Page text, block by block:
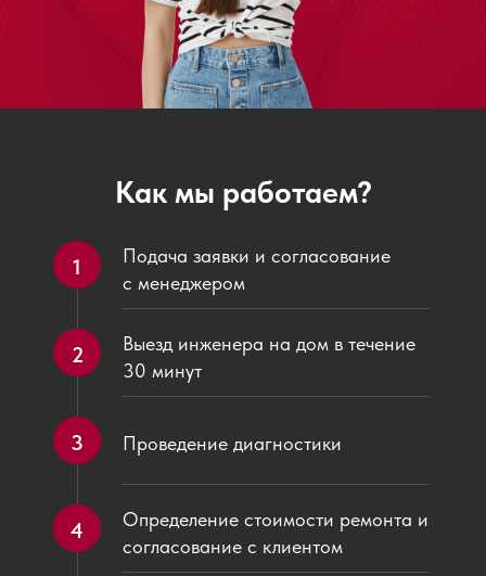
Как мы работаем?
Подача заявки и согласование
с менеджером
1
Выезд инженера на дом в течение
30 минут
2
Проведение диагностики
3
Определение стоимости ремонта и
согласование с клиентом
4